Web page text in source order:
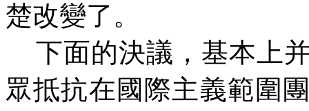
楚改變了。
下面的決議，基本上
眾抵抗在國際主義範圍